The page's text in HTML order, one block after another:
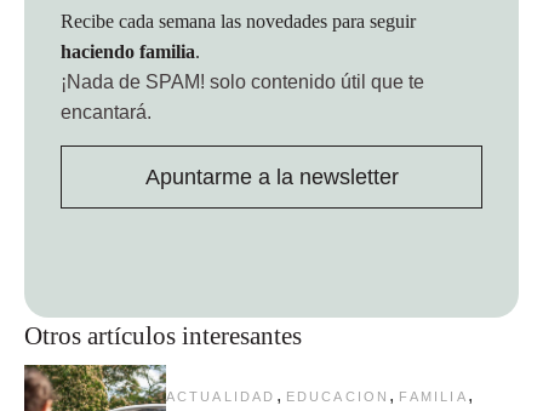
Otros artículos interesantes
ACTUALIDAD , EDUCACION , FAMILIA ,
Recibe cada semana las novedades para seguir
haciendo familia.
¡Nada de SPAM! solo contenido útil que te
encantará.
Apuntarme a la newsletter